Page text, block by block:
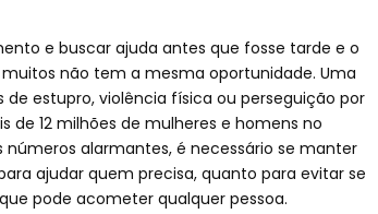
e buscar ajuda antes que fosse tarde e o
não tem a mesma oportunidade. Uma
estupro, violência física ou perseguição por
de 12 milhões de mulheres e homens no
números alarmantes, é necessário se manter
ajudar quem precisa, quanto para evitar se
pode acometer qualquer pessoa.